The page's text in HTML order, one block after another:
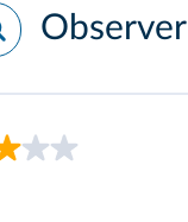
Observer